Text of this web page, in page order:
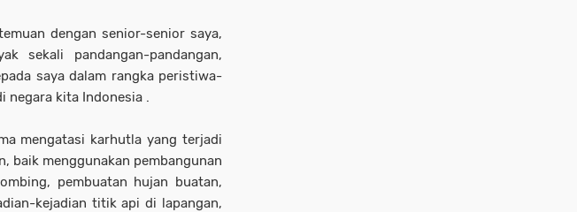
dengan senior-senior saya,
sekali pandangan-pandangan,
saya dalam rangka peristiwa-
negara kita Indonesia .
mengatasi karhutla yang terjadi
baik menggunakan pembangunan
pembuatan hujan buatan,
kejadian titik api di lapangan,